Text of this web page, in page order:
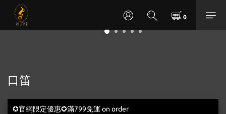
口笛
✪官網限定優惠✪滿799免運 on order